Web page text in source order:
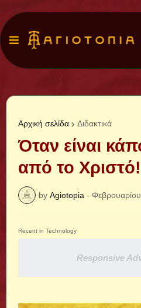
Αρχική σελίδα Διδακτικά
Όταν είναι
από το Χριστό!
by Agiotopia -
Recent in Technology
Responsive